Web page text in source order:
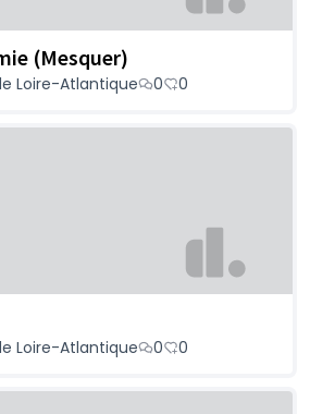
(Mesquer)
Loire-Atlantique 0 0
Loire-Atlantique 0 0